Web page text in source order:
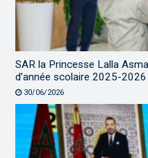
SAR la Princesse Lalla
d’année scolaire 2025-2026
30/06/2026